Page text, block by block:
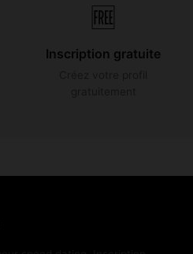
🆓
Inscription gratuite